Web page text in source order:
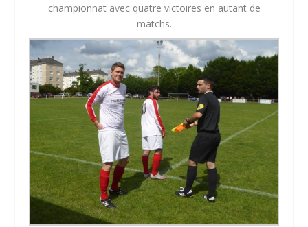
championnat avec quatre victoires en autant de
matchs.